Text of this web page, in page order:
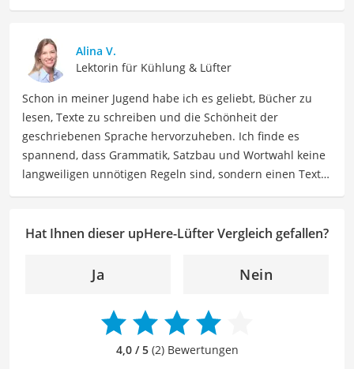
detaillierte Produktvergleiche, Kaufberatungen und
technische Analysen, um Verbrauchern dabei zu helfen,
sowohl informierte Entscheidungen zu treffen als auch
die besten elektronischen Lösungen für ihre Bedürfnisse
zu finden.
Der upHere-Lüfter-Vergleich ist aus unserer Sicht
besonders empfehlenswert fürPC-GamerundTechnik-
Enthusiasten .
Alina V.
Lektorin für Kühlung & Lüfter
Schon in meiner Jugend habe ich es geliebt, Bücher zu
lesen, Texte zu schreiben und die Schönheit der
geschriebenen Sprache hervorzuheben. Ich finde es
spannend, dass Grammatik, Satzbau und Wortwahl keine
langweiligen unnötigen Regeln sind, sondern einen Text
geschriebenen Wort als Lektorin bei VGL in unsere Texte
Detailgenauigkeit und sprachliche Präzision unterstütze
ich unser Redaktionsteam dabei, qualitativ hochwertige
und fehlerfreie Inhalte zu liefern. Dabei liebe ich es,
meinen Wissensschatz immer mehr zu erweitern und
mich täglich mit den verschiedensten Themen
Hat Ihnen dieser upHere-Lüfter Vergleich gefallen?
Ja Nein
4,0 / 5(2) Bewertungen